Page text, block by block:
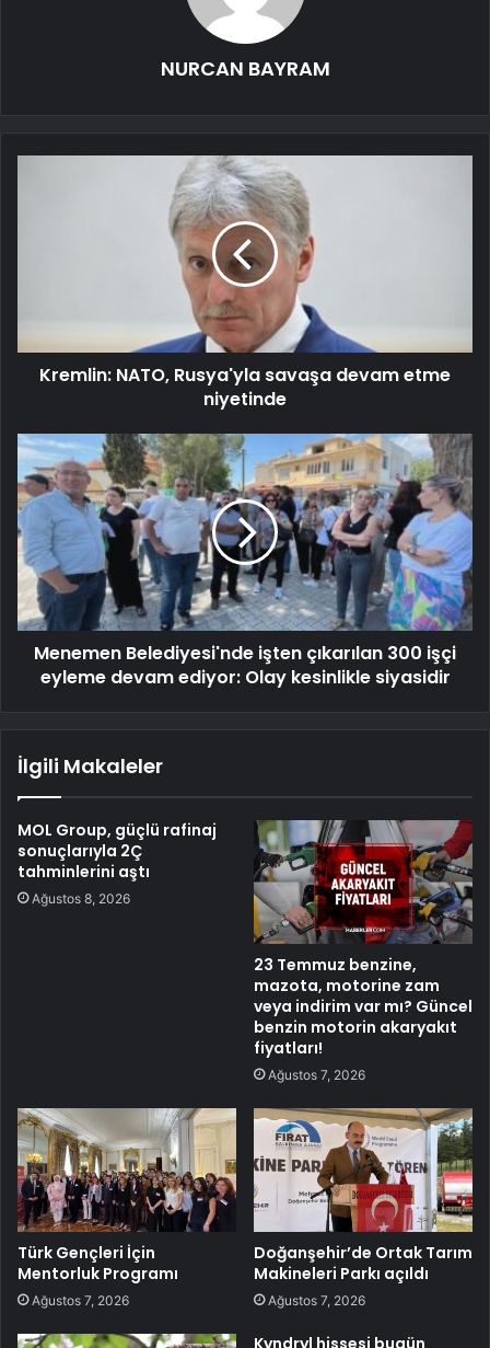
NURCAN BAYRAM
Kremlin: NATO, Rusya'yla savaşa devam etme
niyetinde
Menemen Belediyesi'nde işten çıkarılan 300 işçi
eyleme devam ediyor: Olay kesinlikle siyasidir
İlgili Makaleler
MOL Group, güçlü rafinaj
sonuçlarıyla 2Ç
tahminlerini aştı
Ağustos 8, 2026
23 Temmuz benzine,
mazota, motorine zam
veya indirim var mı? Güncel
benzin motorin akaryakıt
fiyatları!
Ağustos 7, 2026
Türk Gençleri İçin
Mentorluk Programı
Ağustos 7, 2026
Doğanşehir’de Ortak Tarım
Makineleri Parkı açıldı
Ağustos 7, 2026
Kyndryl hissesi bugün